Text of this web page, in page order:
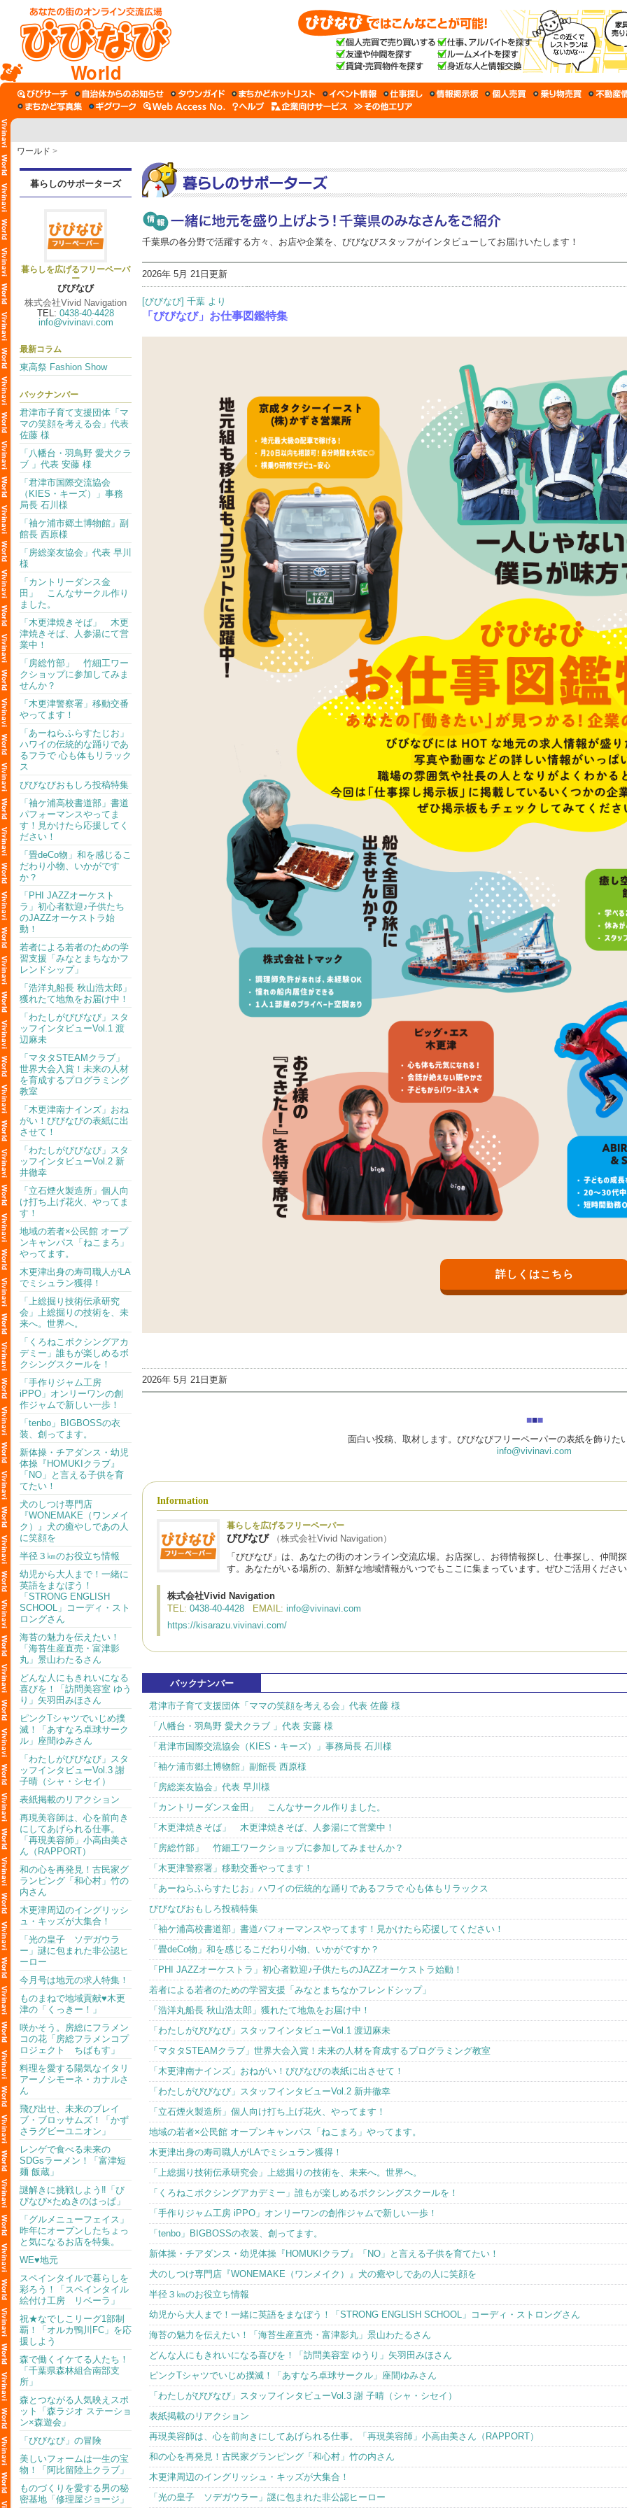
World
ワールド >
暮らしのサポーターズ
暮らしを広げるフリーペーパ
ー
びびなび
株式会社Vivid Navigation
TEL: 0438-40-4428
info@vivinavi.com
最新コラム
東高祭 Fashion Show
バックナンバー
君津市子育て支援団体「マ
マの笑顔を考える会」代表
佐藤 様
「八幡台・羽鳥野 愛犬クラ
ブ 」代表 安藤 様
「君津市国際交流協会
（KIES・キーズ）」事務
局長 石川様
「袖ケ浦市郷土博物館」副
館長 西原様
「房総楽友協会」代表 早川
様
「カントリーダンス金
田」 こんなサークル作り
ました。
「木更津焼きそば」 木更
津焼きそば、人参湯にて営
業中！
「房総竹部」 竹細工ワー
クショップに参加してみま
せんか？
「木更津警察署」移動交番
やってます！
「あーねらふらすたじお」
ハワイの伝統的な踊りであ
るフラで 心も体もリラック
ス
びびなびおもしろ投稿特集
「袖ケ浦高校書道部」書道
パフォーマンスやってま
す！見かけたら応援してく
ださい！
「畳deCo物」和を感じるこ
だわり小物、いかがです
か？
「PHI JAZZオーケスト
ラ」初心者歓迎♪子供たち
のJAZZオーケストラ始
動！
若者による若者のための学
習支援「みなとまちなかフ
レンドシップ」
「浩洋丸船長 秋山浩太郎」
獲れたて地魚をお届け中！
「わたしがびびなび」スタ
ッフインタビューVol.1 渡
辺麻未
「マタタSTEAMクラブ」
世界大会入賞！未来の人材
を育成するプログラミング
教室
「木更津南ナインズ」おね
がい！びびなびの表紙に出
させて！
「わたしがびびなび」スタ
ッフインタビューVol.2 新
井徹幸
「立石煙火製造所」個人向
け打ち上げ花火、やってま
す！
地域の若者×公民館 オープ
ンキャンパス「ねこまろ」
やってます。
木更津出身の寿司職人がLA
でミシュラン獲得！
「上総掘り技術伝承研究
会」上総掘りの技術を、未
来へ。世界へ。
「くろねこボクシングアカ
デミー」誰もが楽しめるボ
クシングスクールを！
「手作りジャム工房
iPPO」オンリーワンの創
作ジャムで新しい一歩！
「tenbo」BIGBOSSの衣
装、創ってます。
新体操・チアダンス・幼児
体操『HOMUKIクラブ』
「NO」と言える子供を育
てたい！
犬のしつけ専門店
『WONEMAKE（ワンメイ
ク）』犬の癒やしであの人
に笑顔を
半径３㎞のお役立ち情報
幼児から大人まで！一緒に
英語をまなぼう！
「STRONG ENGLISH
SCHOOL」コーディ・スト
ロングさん
海苔の魅力を伝えたい！
「海苔生産直売・富津影
丸」景山わたるさん
どんな人にもきれいになる
喜びを！「訪問美容室 ゆう
り」矢羽田みほさん
ピンクTシャツでいじめ撲
滅！「あすなろ卓球サーク
ル」座間ゆみさん
「わたしがびびなび」スタ
ッフインタビューVol.3 謝
子晴（シャ・シセイ）
表紙掲載のリアクション
再現美容師は、心を前向き
にしてあげられる仕事。
「再現美容師」小高由美さ
ん（RAPPORT）
和の心を再発見！古民家グ
ランピング「和心村」竹の
内さん
木更津周辺のイングリッシ
ュ・キッズが大集合！
「光の皇子 ソデガウラ
ー」謎に包まれた非公認ヒ
ーロー
今月号は地元の求人特集！
ものまねで地域貢献♥木更
津の「くっきー！」
咲かそう。房総にフラメン
コの花「房総フラメンコプ
ロジェクト ちばもす」
料理を愛する陽気なイタリ
アーノシモーネ・カナルさ
ん
飛び出せ、未来のブレイ
ブ・ブロッサムズ！「かず
さラグビーユニオン」
レンゲで食べる未来の
SDGsラーメン！「富津短
麺 飯蔵」
謎解きに挑戦しよう‼「び
びなび×たぬきのはっぱ」
「グルメニューフェイス」
昨年にオープンしたちょっ
と気になるお店を特集。
WE♥地元
スペインタイルで暮らしを
彩ろう！「スペインタイル
絵付け工房 リベーラ」
祝★なでしこリーグ1部制
覇！「オルカ鴨川FC」を応
援しよう
森で働くイケてる人たち！
「千葉県森林組合南部支
所」
森とつながる人気映えスポ
ット「森ラジオ ステーショ
ン×森遊会」
「びびなび」の冒険
美しいフォームは一生の宝
物！「阿比留陸上クラブ」
ものづくりを愛する男の秘
密基地「修理屋ジョージ」
千葉県の各分野で活躍する方々、お店や企業を、びびなびスタッフがインタビューしてお届けいたします！
2026年 5月 21日更新
[びびなび] 千葉 より
「びびなび」お仕事図鑑特集
詳しくはこちら
2026年 5月 21日更新
■■■
面白い投稿、取材します。びびなびフリーペーパーの表紙を飾りた
info@vivinavi.com
Information
暮らしを広げるフリーペーパー
びびなび
（株式会社Vivid Navigation）
「びびなび」は、あなたの街のオンライン交流広場。お店探し、お得情報探し、仕事探し、仲
す。あなたがいる場所の、新鮮な地域情報がいつでもここに集まっています。ぜひご活用ください
株式会社Vivid Navigation
TEL: 0438-40-4428 EMAIL: info@vivinavi.com
https://kisarazu.vivinavi.com/
バックナンバー
君津市子育て支援団体「ママの笑顔を考える会」代表 佐藤 様
「八幡台・羽鳥野 愛犬クラブ 」代表 安藤 様
「君津市国際交流協会（KIES・キーズ）」事務局長 石川様
「袖ケ浦市郷土博物館」副館長 西原様
「房総楽友協会」代表 早川様
「カントリーダンス金田」 こんなサークル作りました。
「木更津焼きそば」 木更津焼きそば、人参湯にて営業中！
「房総竹部」 竹細工ワークショップに参加してみませんか？
「木更津警察署」移動交番やってます！
「あーねらふらすたじお」ハワイの伝統的な踊りであるフラで 心も体もリラックス
びびなびおもしろ投稿特集
「袖ケ浦高校書道部」書道パフォーマンスやってます！見かけたら応援してください！
「畳deCo物」和を感じるこだわり小物、いかがですか？
「PHI JAZZオーケストラ」初心者歓迎♪子供たちのJAZZオーケストラ始動！
若者による若者のための学習支援「みなとまちなかフレンドシップ」
「浩洋丸船長 秋山浩太郎」獲れたて地魚をお届け中！
「わたしがびびなび」スタッフインタビューVol.1 渡辺麻未
「マタタSTEAMクラブ」世界大会入賞！未来の人材を育成するプログラミング教室
「木更津南ナインズ」おねがい！びびなびの表紙に出させて！
「わたしがびびなび」スタッフインタビューVol.2 新井徹幸
「立石煙火製造所」個人向け打ち上げ花火、やってます！
地域の若者×公民館 オープンキャンパス「ねこまろ」やってます。
木更津出身の寿司職人がLAでミシュラン獲得！
「上総掘り技術伝承研究会」上総掘りの技術を、未来へ。世界へ。
「くろねこボクシングアカデミー」誰もが楽しめるボクシングスクールを！
「手作りジャム工房 iPPO」オンリーワンの創作ジャムで新しい一歩！
「tenbo」BIGBOSSの衣装、創ってます。
新体操・チアダンス・幼児体操『HOMUKIクラブ』「NO」と言える子供を育てたい！
犬のしつけ専門店『WONEMAKE（ワンメイク）』犬の癒やしであの人に笑顔を
半径３㎞のお役立ち情報
幼児から大人まで！一緒に英語をまなぼう！「STRONG ENGLISH SCHOOL」コーディ・ストロングさん
海苔の魅力を伝えたい！「海苔生産直売・富津影丸」景山わたるさん
どんな人にもきれいになる喜びを！「訪問美容室 ゆうり」矢羽田みほさん
ピンクTシャツでいじめ撲滅！「あすなろ卓球サークル」座間ゆみさん
「わたしがびびなび」スタッフインタビューVol.3 謝 子晴（シャ・シセイ）
表紙掲載のリアクション
再現美容師は、心を前向きにしてあげられる仕事。「再現美容師」小高由美さん（RAPPORT）
和の心を再発見！古民家グランピング「和心村」竹の内さん
木更津周辺のイングリッシュ・キッズが大集合！
「光の皇子 ソデガウラー」謎に包まれた非公認ヒーロー